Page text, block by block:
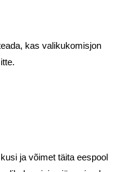
kas valikukomisjon
ja võimet täita eespool